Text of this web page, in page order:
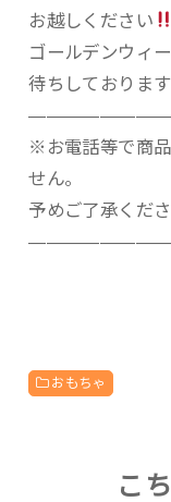
お越しください
ゴールデンウィ
待ちしております
※お電話等で商
せん。
予めご了承くだ
おもちゃ
こ